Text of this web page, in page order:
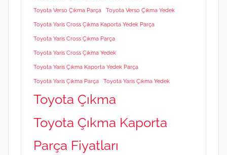
Toyota Verso Çıkma Parça Toyota Verso Çıkma Yedek
Toyota Yaris Cross Çıkma Kaporta Yedek Parça
Toyota Yaris Cross Çıkma Parça
Toyota Yaris Cross Çıkma Yedek
Toyota Yaris Çıkma Kaporta Yedek Parça
Toyota Yaris Çıkma Parça Toyota Yaris Çıkma Yedek
Toyota Çıkma
Toyota Çıkma Kaporta
Parça Fiyatları